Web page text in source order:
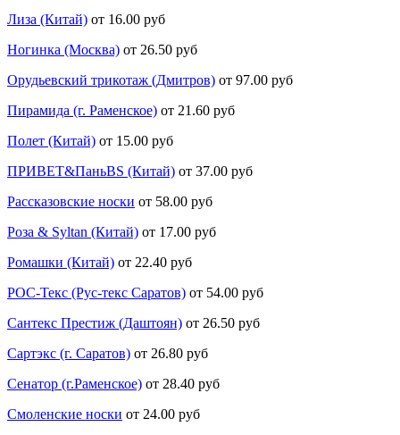
Лиза (Китай) от 16.00 руб
Ногинка (Москва) от 26.50 руб
Орудьевский трикотаж (Дмитров) от 97.00 руб
Пирамида (г. Раменское) от 21.60 руб
Полет (Китай) от 15.00 руб
ПРИВЕТ&ПаньBS (Китай) от 37.00 руб
Рассказовские носки от 58.00 руб
Роза & Syltan (Китай) от 17.00 руб
Ромашки (Китай) от 22.40 руб
РОС-Текс (Рус-текс Саратов) от 54.00 руб
Сантекс Престиж (Даштоян) от 26.50 руб
Сартэкс (г. Саратов) от 26.80 руб
Сенатор (г.Раменское) от 28.40 руб
Смоленские носки от 24.00 руб